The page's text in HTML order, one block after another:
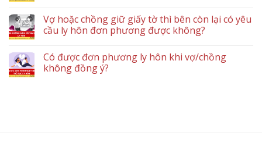
Vợ hoặc chồng giữ giấy tờ thì bên còn lại có yêu
cầu ly hôn đơn phương được không?
Có được đơn phương ly hôn khi vợ/chồng
không đồng ý?